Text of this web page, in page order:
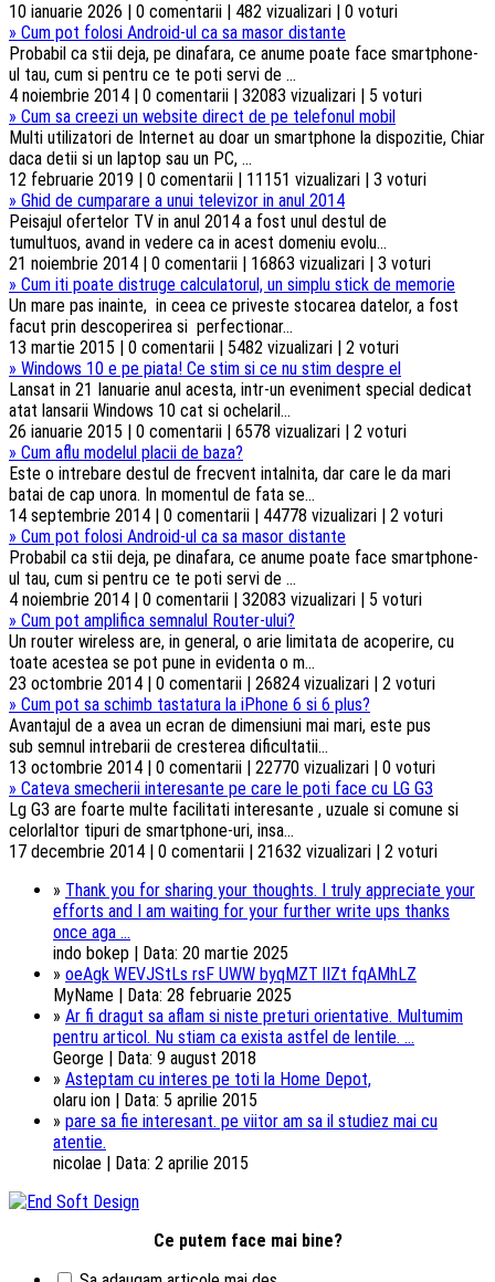
10 ianuarie 2026 | 0 comentarii | 482 vizualizari | 0 voturi
» Cum pot folosi Android-ul ca sa masor distante
Probabil ca stii deja, pe dinafara, ce anume poate face smartphone-
ul tau, cum si pentru ce te poti servi de ...
4 noiembrie 2014 | 0 comentarii | 32083 vizualizari | 5 voturi
» Cum sa creezi un website direct de pe telefonul mobil
Multi utilizatori de Internet au doar un smartphone la dispozitie, Chiar
daca detii si un laptop sau un PC, ...
12 februarie 2019 | 0 comentarii | 11151 vizualizari | 3 voturi
» Ghid de cumparare a unui televizor in anul 2014
Peisajul ofertelor TV in anul 2014 a fost unul destul de
tumultuos, avand in vedere ca in acest domeniu evolu...
21 noiembrie 2014 | 0 comentarii | 16863 vizualizari | 3 voturi
» Cum iti poate distruge calculatorul, un simplu stick de memorie
Un mare pas inainte, in ceea ce priveste stocarea datelor, a fost
facut prin descoperirea si perfectionar...
13 martie 2015 | 0 comentarii | 5482 vizualizari | 2 voturi
» Windows 10 e pe piata! Ce stim si ce nu stim despre el
Lansat in 21 Ianuarie anul acesta, intr-un eveniment special dedicat
atat lansarii Windows 10 cat si ochelaril...
26 ianuarie 2015 | 0 comentarii | 6578 vizualizari | 2 voturi
» Cum aflu modelul placii de baza?
Este o intrebare destul de frecvent intalnita, dar care le da mari
batai de cap unora. In momentul de fata se...
14 septembrie 2014 | 0 comentarii | 44778 vizualizari | 2 voturi
» Cum pot folosi Android-ul ca sa masor distante
Probabil ca stii deja, pe dinafara, ce anume poate face smartphone-
ul tau, cum si pentru ce te poti servi de ...
4 noiembrie 2014 | 0 comentarii | 32083 vizualizari | 5 voturi
» Cum pot amplifica semnalul Router-ului?
Un router wireless are, in general, o arie limitata de acoperire, cu
toate acestea se pot pune in evidenta o m...
23 octombrie 2014 | 0 comentarii | 26824 vizualizari | 2 voturi
» Cum pot sa schimb tastatura la iPhone 6 si 6 plus?
Avantajul de a avea un ecran de dimensiuni mai mari, este pus
sub semnul intrebarii de cresterea dificultatii...
13 octombrie 2014 | 0 comentarii | 22770 vizualizari | 0 voturi
» Cateva smecherii interesante pe care le poti face cu LG G3
Lg G3 are foarte multe facilitati interesante , uzuale si comune si
celorlaltor tipuri de smartphone-uri, insa...
17 decembrie 2014 | 0 comentarii | 21632 vizualizari | 2 voturi
» Thank you for sharing your thoughts. I truly appreciate your
efforts and I am waiting for your further write ups thanks
once aga ...
indo bokep | Data: 20 martie 2025
» oeAgk WEVJStLs rsF UWW byqMZT lIZt fqAMhLZ
MyName | Data: 28 februarie 2025
» Ar fi dragut sa aflam si niste preturi orientative. Multumim
pentru articol. Nu stiam ca exista astfel de lentile. ...
George | Data: 9 august 2018
» Asteptam cu interes pe toti la Home Depot,
olaru ion | Data: 5 aprilie 2015
» pare sa fie interesant. pe viitor am sa il studiez mai cu
atentie.
nicolae | Data: 2 aprilie 2015
Ce putem face mai bine?